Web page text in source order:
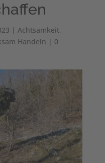
| Achtsamkeit,
Handeln | 0